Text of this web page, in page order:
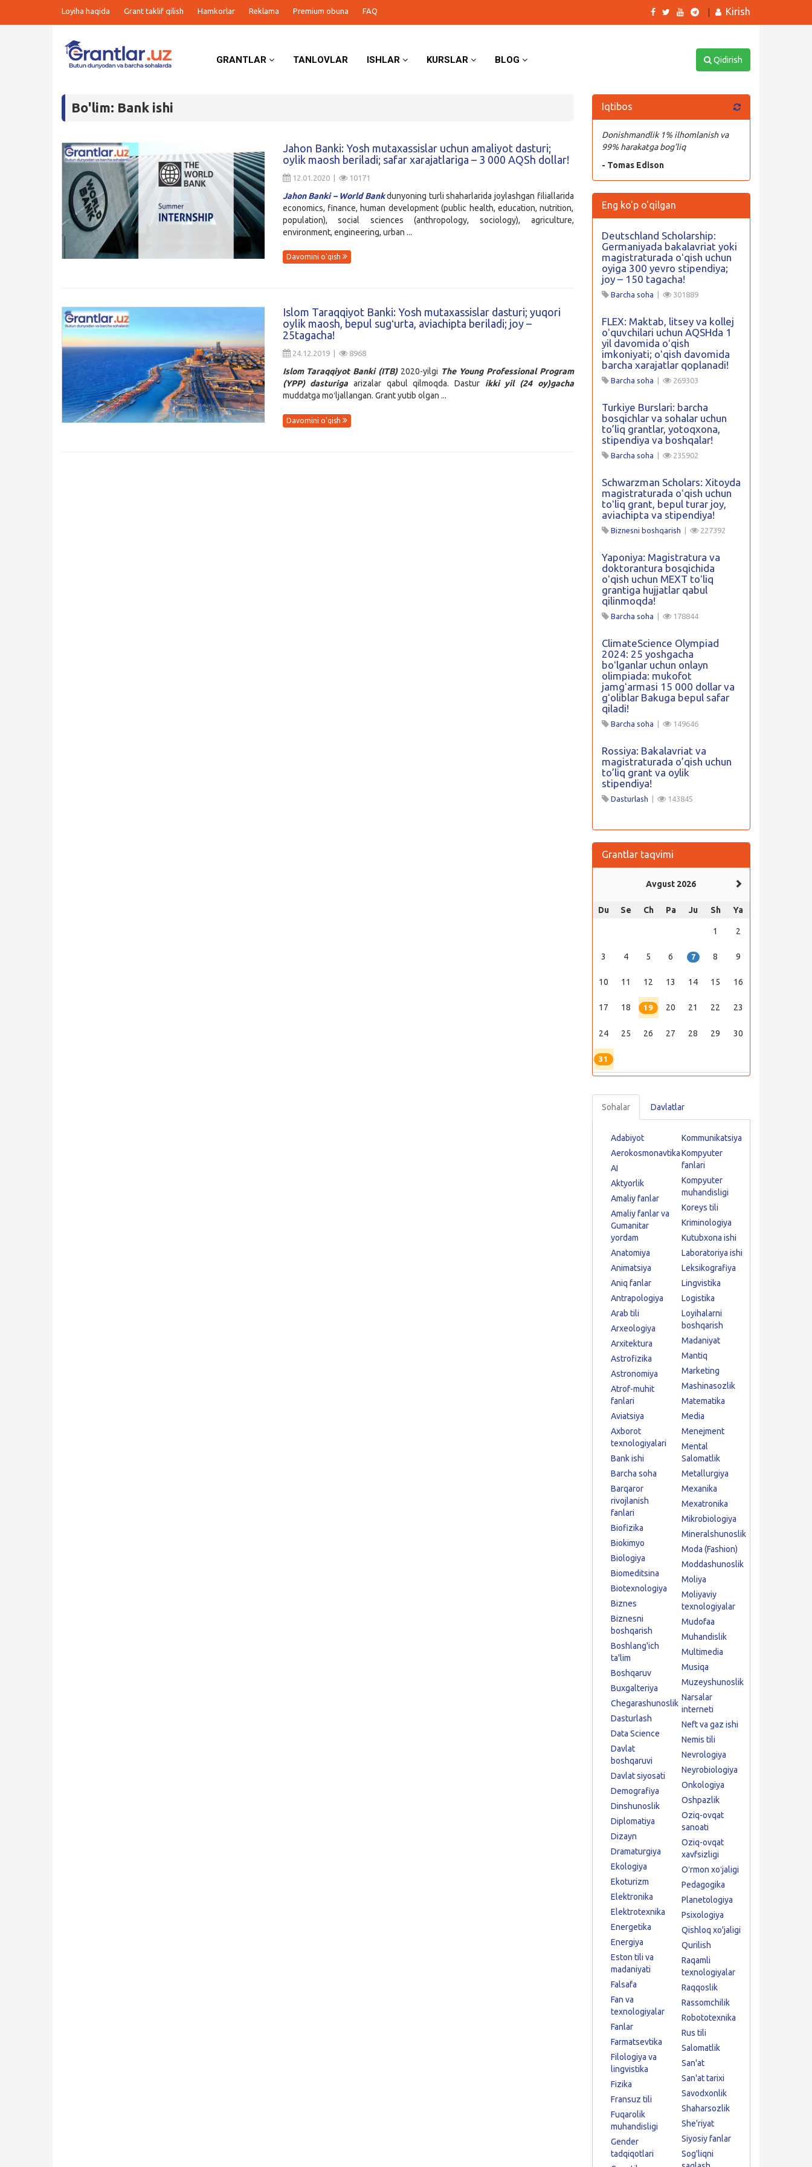
Loyiha haqida Grant taklif qilish Hamkorlar Reklama Premium obuna FAQ Kirish
GRANTLAR TANLOVLAR ISHLAR KURSLAR BLOG Qidirish
Bo'lim: Bank ishi
Jahon Banki: Yosh mutaxassislar uchun amaliyot dasturi;
oylik maosh beriladi; safar xarajatlariga – 3 000 AQSh dollar!
12.01.2020 | 10171
Jahon Banki – World Bankdunyoning turli shaharlarida joylashgan filiallarida
economics, finance, human development (public health, education, nutrition,
population), social sciences (anthropology, sociology), agriculture,
environment, engineering, urban ...
Davomini o'qish
Islom Taraqqiyot Banki: Yosh mutaxassislar dasturi; yuqori
oylik maosh, bepul sugʻurta, aviachipta beriladi; joy –
25tagacha!
24.12.2019 | 8968
Islom Taraqqiyot Banki (ITB)2020-yilgi The Young Professional Program
(YPP) dasturiga arizalar qabul qilmoqda. Dastur ikki yil (24 oy)gacha
muddatga moʻljallangan. Grant yutib olgan ...
Davomini o'qish
Iqtibos
Donishmandlik 1% ilhomlanish va
99% harakatga bog’liq
- Tomas Edison
Eng ko'p o'qilgan
Deutschland Scholarship:
Germaniyada bakalavriat yoki
magistraturada oʻqish uchun
oyiga 300 yevro stipendiya;
joy – 150 tagacha!
Barcha soha 301889
FLEX: Maktab, litsey va kollej
oʻquvchilari uchun AQSHda 1
yil davomida oʻqish
imkoniyati; oʻqish davomida
barcha xarajatlar qoplanadi!
Barcha soha 269303
Turkiye Burslari: barcha
bosqichlar va sohalar uchun
to’liq grantlar, yotoqxona,
stipendiya va boshqalar!
Barcha soha 235902
Schwarzman Scholars: Xitoyda
magistraturada oʻqish uchun
toʻliq grant, bepul turar joy,
aviachipta va stipendiya!
Biznesni boshqarish 227392
Yaponiya: Magistratura va
doktorantura bosqichida
oʻqish uchun MEXT toʻliq
grantiga hujjatlar qabul
qilinmoqda!
Barcha soha 178844
ClimateScience Olympiad
2024: 25 yoshgacha
boʻlganlar uchun onlayn
olimpiada: mukofot
jamgʻarmasi 15 000 dollar va
gʻoliblar Bakuga bepul safar
qiladi!
Barcha soha 149646
Rossiya: Bakalavriat va
magistraturada o’qish uchun
to’liq grant va oylik
stipendiya!
Dasturlash 143845
Grantlar taqvimi
Avgust 2026
Du Se Ch Pa Ju Sh Ya
1 2
3 4 5 6 7 8 9
10 11 12 13 14 15 16
17 18 19 20 21 22 23
24 25 26 27 28 29 30
31
Sohalar Davlatlar
Adabiyot
Aerokosmonavtika
AI
Aktyorlik
Amaliy fanlar
Amaliy fanlar va
Gumanitar
yordam
Anatomiya
Animatsiya
Aniq fanlar
Antrapologiya
Arab tili
Arxeologiya
Arxitektura
Astrofizika
Astronomiya
Atrof-muhit
fanlari
Aviatsiya
Axborot
texnologiyalari
Bank ishi
Barcha soha
Barqaror
rivojlanish
fanlari
Biofizika
Biokimyo
Biologiya
Biomeditsina
Biotexnologiya
Biznes
Biznesni
boshqarish
Boshlang'ich
ta'lim
Boshqaruv
Buxgalteriya
Chegarashunoslik
Dasturlash
Data Science
Davlat
boshqaruvi
Davlat siyosati
Demografiya
Dinshunoslik
Diplomatiya
Dizayn
Dramaturgiya
Ekologiya
Ekoturizm
Elektronika
Elektrotexnika
Energetika
Energiya
Eston tili va
madaniyati
Falsafa
Fan va
texnologiyalar
Fanlar
Farmatsevtika
Filologiya va
lingvistika
Fizika
Fransuz tili
Fuqarolik
muhandisligi
Gender
tadqiqotlari
Kommunikatsiya
Kompyuter
fanlari
Kompyuter
muhandisligi
Koreys tili
Kriminologiya
Kutubxona ishi
Laboratoriya ishi
Leksikografiya
Lingvistika
Logistika
Loyihalarni
boshqarish
Madaniyat
Mantiq
Marketing
Mashinasozlik
Matematika
Media
Menejment
Mental
Salomatlik
Metallurgiya
Mexanika
Mexatronika
Mikrobiologiya
Mineralshunoslik
Moda (Fashion)
Moddashunoslik
Moliya
Moliyaviy
texnologiyalar
Mudofaa
Muhandislik
Multimedia
Musiqa
Muzeyshunoslik
Narsalar
interneti
Neft va gaz ishi
Nemis tili
Nevrologiya
Neyrobiologiya
Onkologiya
Oshpazlik
Oziq-ovqat
sanoati
Oziq-ovqat
xavfsizligi
Oʻrmon xoʻjaligi
Pedagogika
Planetologiya
Psixologiya
Qishloq xo'jaligi
Qurilish
Raqamli
texnologiyalar
Raqqoslik
Rassomchilik
Robototexnika
Rus tili
Salomatlik
San'at
San'at tarixi
Savodxonlik
Shaharsozlik
She'riyat
Siyosiy fanlar
Sog'liqni